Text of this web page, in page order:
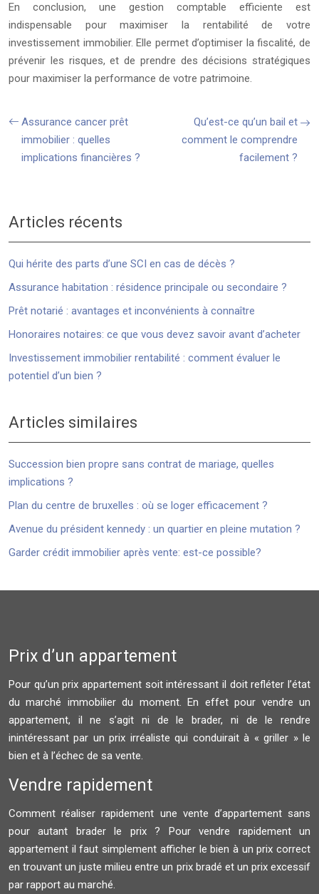
En conclusion, une gestion comptable efficiente est
indispensable pour maximiser la rentabilité de votre
investissement immobilier. Elle permet d’optimiser la fiscalité, de
prévenir les risques, et de prendre des décisions stratégiques
pour maximiser la performance de votre patrimoine.
Assurance cancer prêt
immobilier : quelles
implications financières ?
Qu’est-ce qu’un bail et
comment le comprendre
facilement ?
Articles récents
Qui hérite des parts d’une SCI en cas de décès ?
Assurance habitation : résidence principale ou secondaire ?
Prêt notarié : avantages et inconvénients à connaître
Honoraires notaires: ce que vous devez savoir avant d’acheter
Investissement immobilier rentabilité : comment évaluer le
potentiel d’un bien ?
Articles similaires
Succession bien propre sans contrat de mariage, quelles
implications ?
Plan du centre de bruxelles : où se loger efficacement ?
Avenue du président kennedy : un quartier en pleine mutation ?
Garder crédit immobilier après vente: est-ce possible?
Prix d’un appartement
Pour qu’un prix appartement soit intéressant il doit refléter l’état
du marché immobilier du moment. En effet pour vendre un
appartement, il ne s’agit ni de le brader, ni de le rendre
inintéressant par un prix irréaliste qui conduirait à « griller » le
bien et à l’échec de sa vente.
Vendre rapidement
Comment réaliser rapidement une vente d’appartement sans
pour autant brader le prix ? Pour vendre rapidement un
appartement il faut simplement afficher le bien à un prix correct
en trouvant un juste milieu entre un prix bradé et un prix excessif
par rapport au marché.